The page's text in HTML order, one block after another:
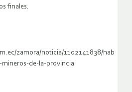
finales.
zamora/noticia/1102141838/hab
de-la-provincia